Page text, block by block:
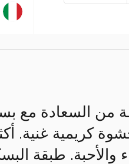
من السعادة مع
كريمية غنية.
والأحبة. طبقة